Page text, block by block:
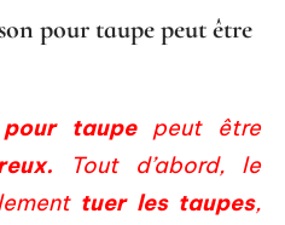
pour taupe peut être
taupepeut être
Tout d’abord, le
tuer les taupes,